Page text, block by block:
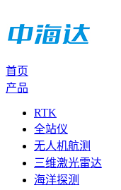
首页
产品
RTK
全站仪
无人机航测
三维激光雷达
海洋探测